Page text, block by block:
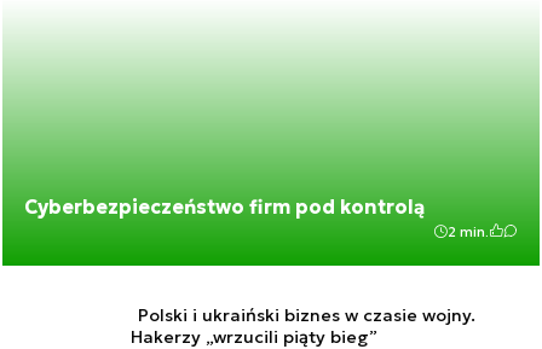
Cyberbezpieczeństwo firm pod kontrolą
2 min.
Polski i ukraiński biznes w czasie wojny.
Hakerzy „wrzucili piąty bieg”